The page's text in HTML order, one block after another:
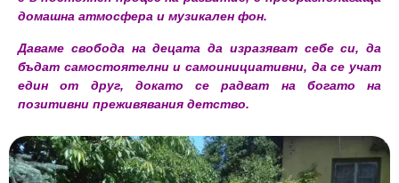
домашна атмосфера и музикален фон.
Даваме свобода на децата да изразяват себе си, да
бъдат самостоятелни и самоинициативни, да се учат
един от друг, докато се радват на богато на
позитивни преживявания детство.